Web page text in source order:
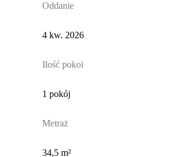
Oddanie
4 kw. 2026
Ilość pokoi
1 pokój
Metraż
34,5 m²